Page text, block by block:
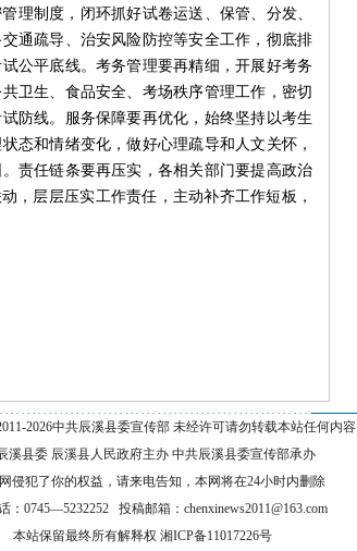
理制度，闭环抓好试卷运送、保管、分发、
通疏导、治安风险防控等安全工作，彻底排
公平底线。考务管理要再精细，开展好考务
卫生、食品安全、考场秩序管理工作，密切
防线。服务保障要再优化，始终坚持以考生
态和情绪变化，做好心理疏导和人文关怀，
责任链条要再压实，各相关部门要提高政治
，层层压实工作责任，主动补齐工作短板，
2026中共辰溪县委宣传部 未经许可请勿转载本站任何内容
溪县委 辰溪县人民政府主办 中共辰溪县委宣传部承办
侵犯了你的权益，请来电告知，本网将在24小时内删除
：0745—5232252 投稿邮箱：chenxinews2011@163.com
本站保留最终所有解释权 湘ICP备11017226号